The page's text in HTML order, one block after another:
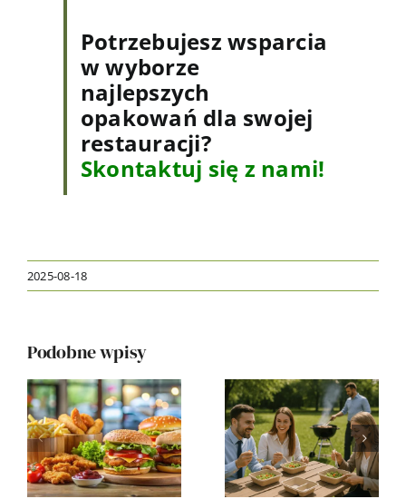
Potrzebujesz wsparcia
w wyborze
najlepszych
opakowań dla swojej
restauracji?
Skontaktuj się z nami!
2025-08-18
Podobne wpisy
Integracja
pracowników
w duchu
eko –
przewodnik
– sposób
na
silniejszą
markę i